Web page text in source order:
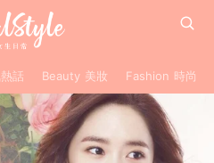
話 Beauty 美妝 Fashion 時尚